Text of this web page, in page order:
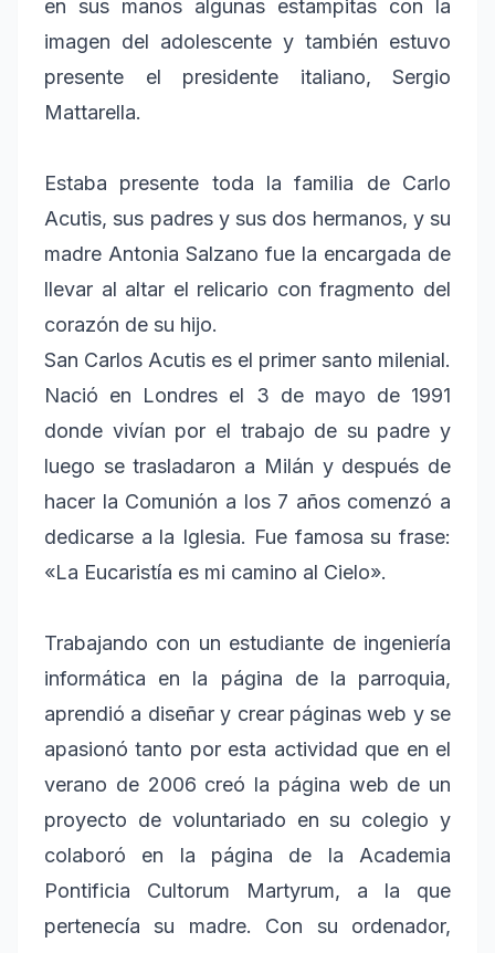
en sus manos algunas estampitas con la
imagen del adolescente y también estuvo
presente el presidente italiano, Sergio
Mattarella.
Estaba presente toda la familia de Carlo
Acutis, sus padres y sus dos hermanos, y su
madre Antonia Salzano fue la encargada de
llevar al altar el relicario con fragmento del
corazón de su hijo.
San Carlos Acutis es el primer santo milenial.
Nació en Londres el 3 de mayo de 1991
donde vivían por el trabajo de su padre y
luego se trasladaron a Milán y después de
hacer la Comunión a los 7 años comenzó a
dedicarse a la Iglesia. Fue famosa su frase:
«La Eucaristía es mi camino al Cielo».
Trabajando con un estudiante de ingeniería
informática en la página de la parroquia,
aprendió a diseñar y crear páginas web y se
apasionó tanto por esta actividad que en el
verano de 2006 creó la página web de un
proyecto de voluntariado en su colegio y
colaboró ​​en la página de la Academia
Pontificia Cultorum Martyrum, a la que
pertenecía su madre. Con su ordenador,